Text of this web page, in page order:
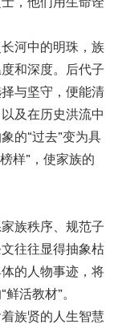
河中的明珠，族
和深度。后代子
与坚守，便能清
及在历史洪流中
的“过去”变为具
样”，使家族的
族秩序、规范子
往往显得抽象枯
的人物事迹，将
“鲜活教材”。
族贤的人生智慧